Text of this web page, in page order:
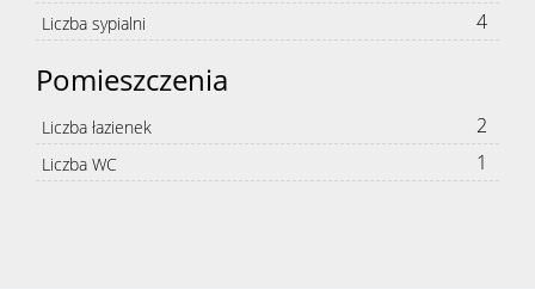
Liczba sypialni 4
Pomieszczenia
Liczba łazienek 2
Liczba WC 1